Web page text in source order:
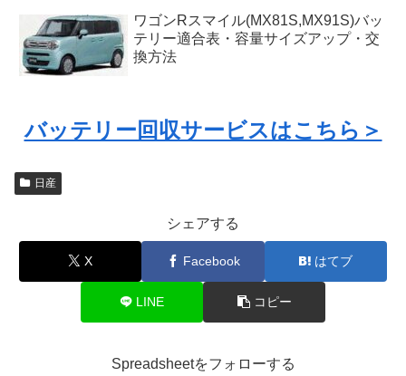
ワゴンRスマイル(MX81S,MX91S)バッ
テリー適合表・容量サイズアップ・交
換方法
バッテリー回収サービスはこちら＞
日産
シェアする
X Facebook はてブ
LINE コピー
Spreadsheetをフォローする